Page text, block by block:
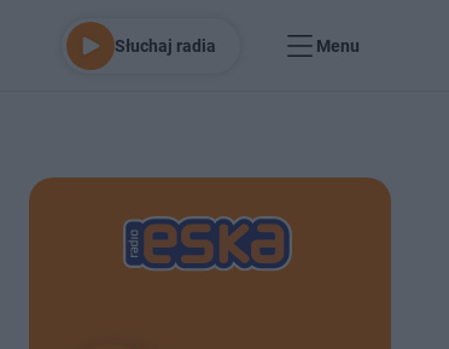
Słuchaj radia Menu